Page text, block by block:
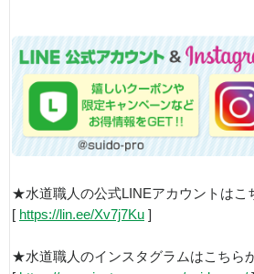
★水道職人の公式LINEアカウントはこ
[ https://lin.ee/Xv7j7Ku ]
★水道職人のインスタグラムはこちら